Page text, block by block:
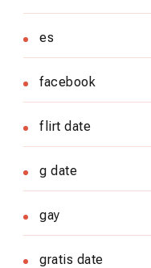
es
facebook
flirt date
g date
gay
gratis date